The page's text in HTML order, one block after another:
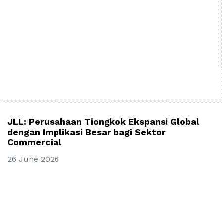
JLL: Perusahaan Tiongkok Ekspansi Global
dengan Implikasi Besar bagi Sektor
Commercial
26 June 2026